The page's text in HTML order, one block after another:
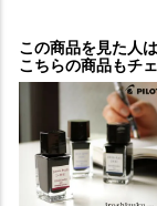
この商品を見た人は
こちらの商品もチ